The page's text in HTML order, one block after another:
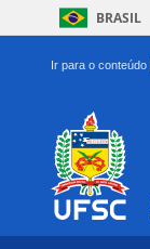
BRASIL
Ir para o conteúdo